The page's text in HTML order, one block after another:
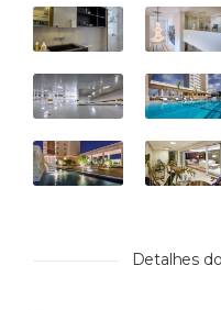
Detalhes